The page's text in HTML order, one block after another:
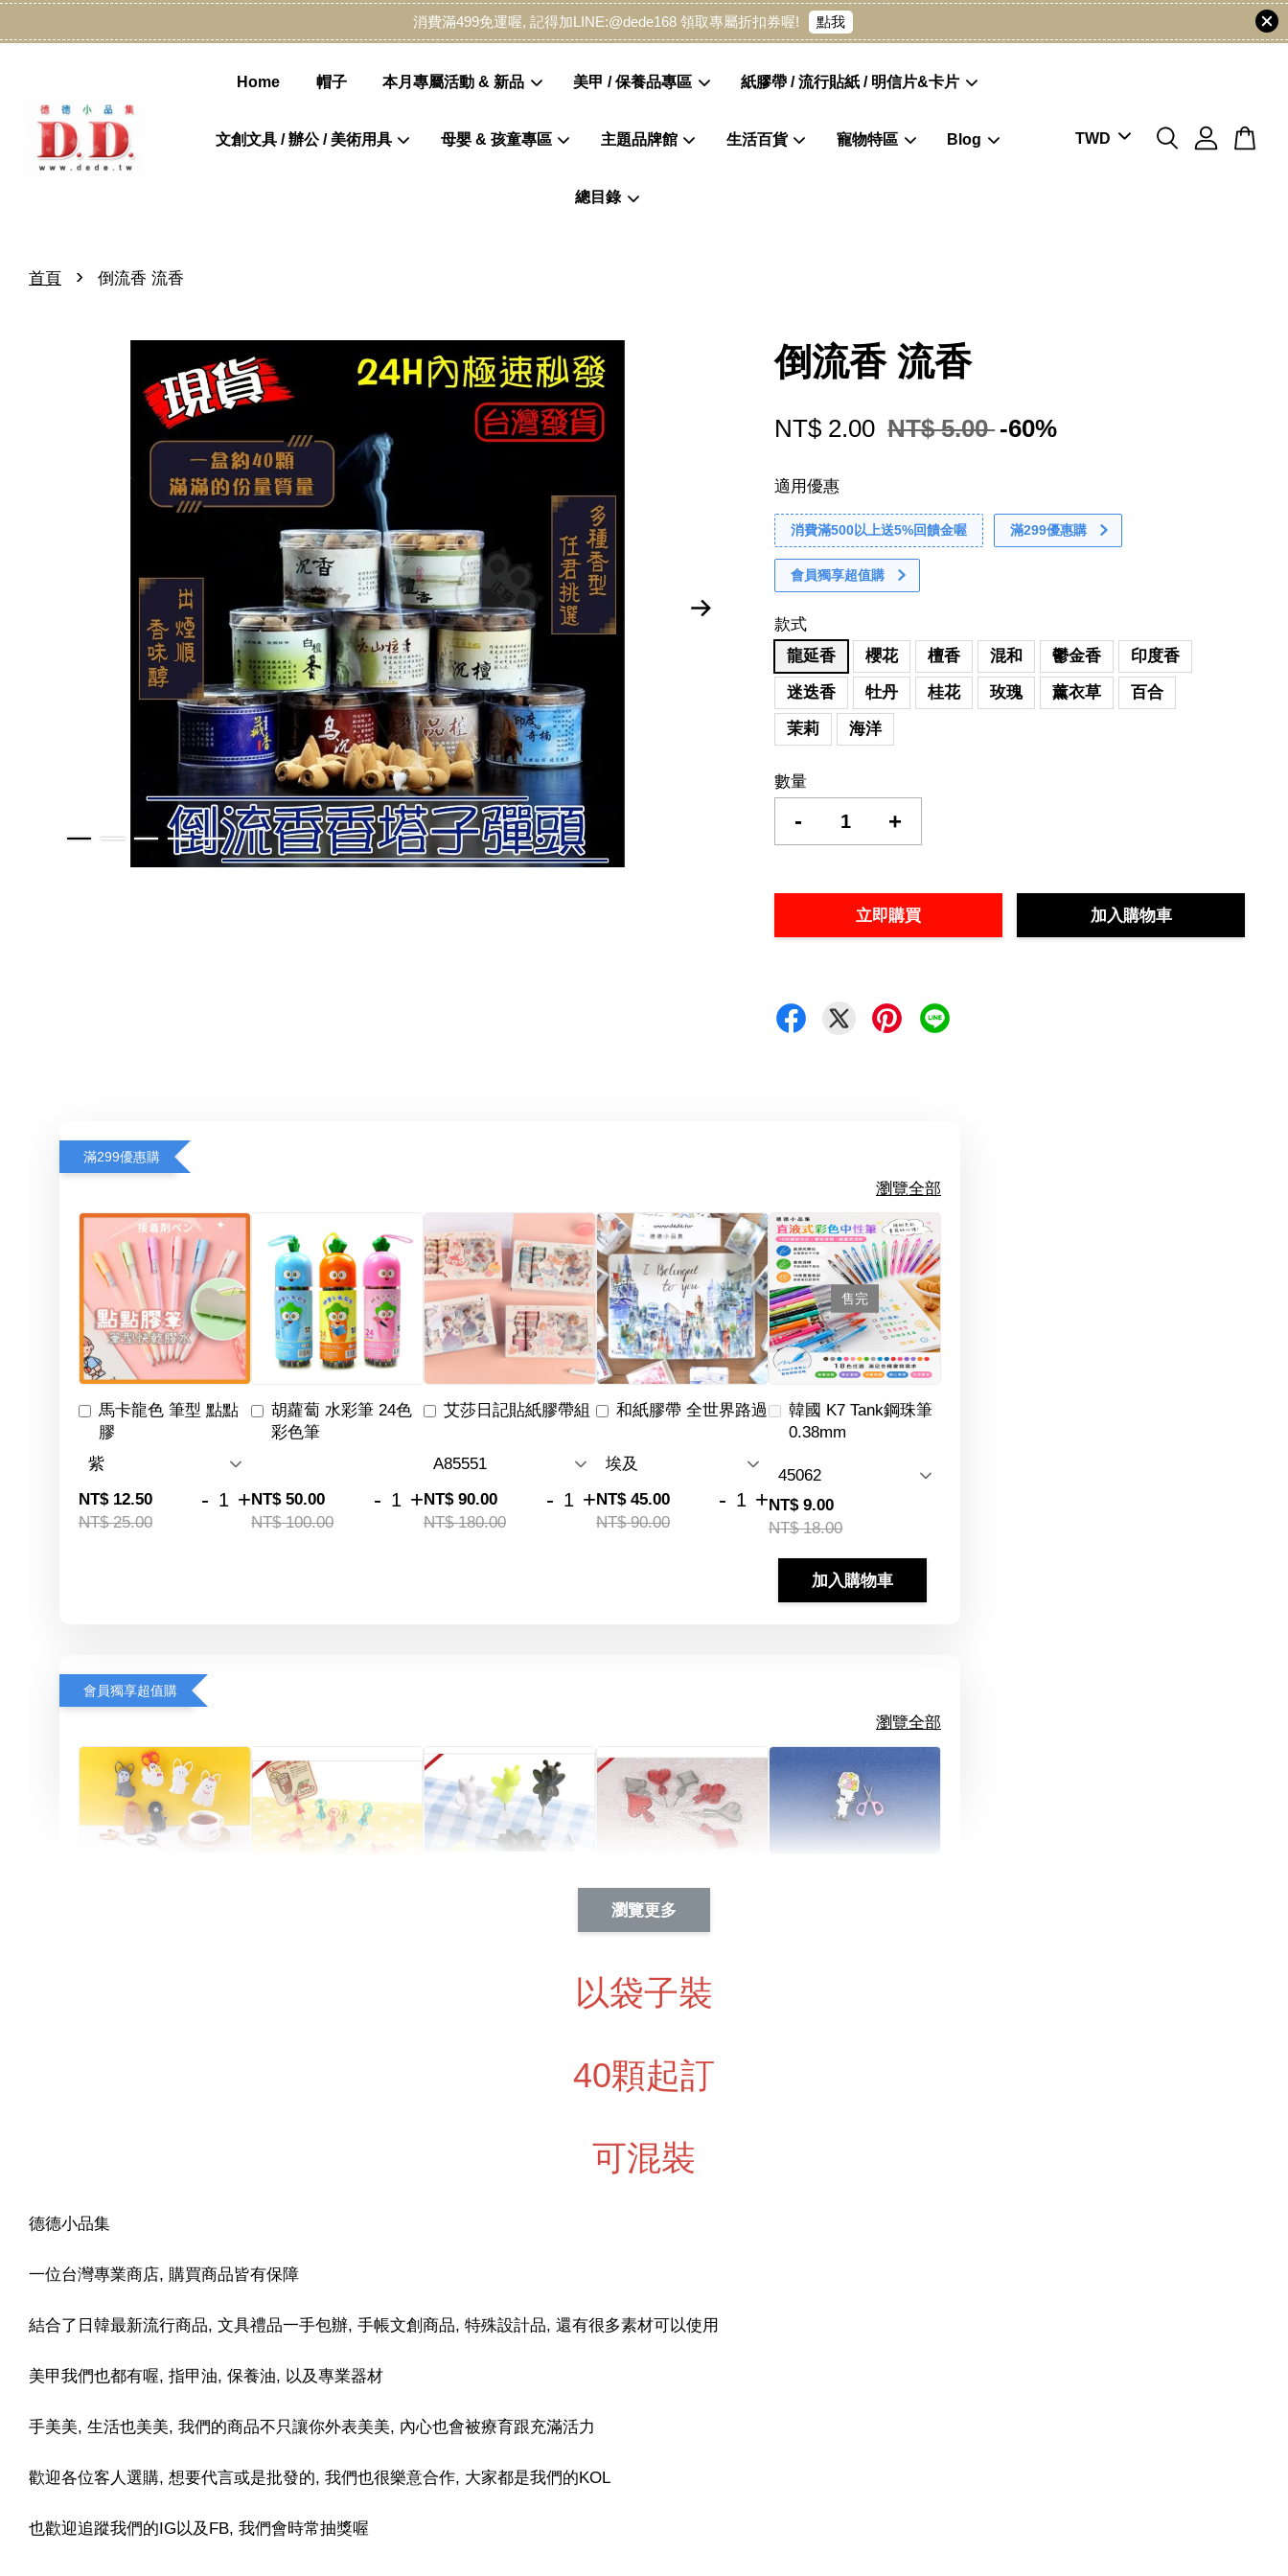
消費滿499免運喔, 記得加LINE:@dede168 領取專屬折扣券喔! 點我
Home 帽子 本月專屬活動 & 新品 美甲 / 保養品專區 紙膠帶 / 流行貼紙 / 明信片&卡片
文創文具 / 辦公 / 美術用具 母嬰 & 孩童專區 主題品牌館 生活百貨 寵物特區 Blog
總目錄
首頁 › 倒流香 流香
倒流香 流香
NT$ 2.00 NT$ 5.00 -60%
適用優惠
消費滿500以上送5%回饋金喔 滿299優惠購
會員獨享超值購
款式
龍延香
櫻花 檀香 混和 鬱金香
印度香
迷迭香
牡丹 桂花 玫瑰 薰衣草
百合
茉莉
海洋
數量
- +
立即購買 加入購物車
滿299優惠購
瀏覽全部
馬卡龍色 筆型 點點
膠
NT$ 12.50
NT$ 25.00
- +
胡蘿蔔 水彩筆 24色
彩色筆
NT$ 50.00
NT$ 100.00
- +
艾莎日記貼紙膠帶組
NT$ 90.00
NT$ 180.00
- +
和紙膠帶 全世界路過
NT$ 45.00
NT$ 90.00
- +
售完
韓國 K7 Tank鋼珠筆
0.38mm
NT$ 9.00
NT$ 18.00
加入購物車
會員獨享超值購
瀏覽全部
Artsign 撲克牌 圖釘
NT$ 88.00
瀏覽更多
以袋子裝
40顆起訂
可混裝
德德小品集
一位台灣專業商店, 購買商品皆有保障
結合了日韓最新流行商品, 文具禮品一手包辦, 手帳文創商品, 特殊設計品, 還有很多素材可以使用
美甲我們也都有喔, 指甲油, 保養油, 以及專業器材
手美美, 生活也美美, 我們的商品不只讓你外表美美, 內心也會被療育跟充滿活力
歡迎各位客人選購, 想要代言或是批發的, 我們也很樂意合作, 大家都是我們的KOL
也歡迎追蹤我們的IG以及FB, 我們會時常抽獎喔